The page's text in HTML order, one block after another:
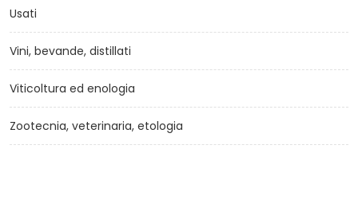
Usati
Vini, bevande, distillati
Viticoltura ed enologia
Zootecnia, veterinaria, etologia